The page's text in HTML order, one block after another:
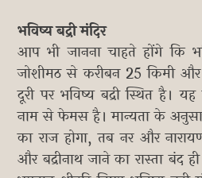
भविष्य बद्री मंदिर
आप भी जानना चाहते होंगे कि
जोशीमठ से करीबन 25 किमी और
दूरी पर भविष्य बद्री स्थित है। यह
नाम से फेमस है। मान्यता के
का राज होगा, तब नर और
और बद्रीनाथ जाने का रास्ता बंद